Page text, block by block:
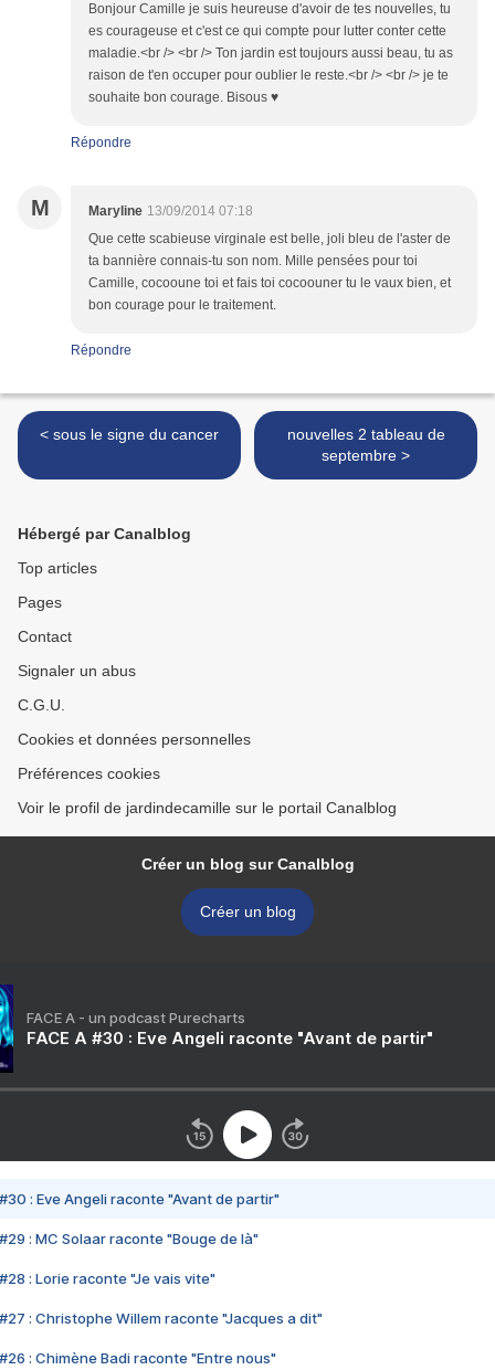
Bonjour Camille je suis heureuse d'avoir de tes nouvelles, tu
es courageuse et c'est ce qui compte pour lutter conter cette
maladie.<br /> <br /> Ton jardin est toujours aussi beau, tu as
raison de t'en occuper pour oublier le reste.<br /> <br /> je te
souhaite bon courage. Bisous ♥
Répondre
M Maryline 13/09/2014 07:18
Que cette scabieuse virginale est belle, joli bleu de l'aster de
ta bannière connais-tu son nom. Mille pensées pour toi
Camille, cocooune toi et fais toi cocoouner tu le vaux bien, et
bon courage pour le traitement.
Répondre
< sous le signe du cancer
nouvelles 2 tableau de
septembre >
Hébergé par Canalblog
Top articles
Pages
Contact
Signaler un abus
C.G.U.
Cookies et données personnelles
Préférences cookies
Voir le profil de jardindecamille sur le portail Canalblog
Créer un blog sur Canalblog
Créer un blog
FACE A - un podcast Purecharts
FACE A #30 : Eve Angeli raconte "Avant de partir"
#30 : Eve Angeli raconte "Avant de partir"
#29 : MC Solaar raconte "Bouge de là"
#28 : Lorie raconte "Je vais vite"
#27 : Christophe Willem raconte "Jacques a dit"
#26 : Chimène Badi raconte "Entre nous"